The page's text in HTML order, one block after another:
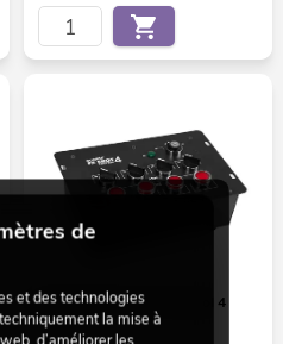
EUROLITE FX Shot Control 4
de
et des technologies
la mise à